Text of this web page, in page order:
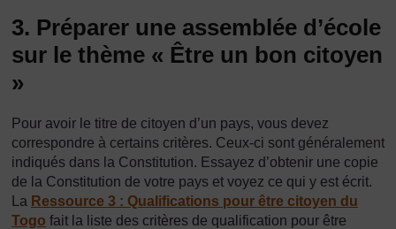
3. Préparer une assemblée d’école
sur le thème « Être un bon citoyen
»
Pour avoir le titre de citoyen d’un pays, vous devez
correspondre à certains critères. Ceux-ci sont généralement
indiqués dans la Constitution. Essayez d’obtenir une copie
de la Constitution de votre pays et voyez ce qui y est écrit.
La Ressource 3 : Qualifications pour être citoyen du
Togo fait la liste des critères de qualification pour être